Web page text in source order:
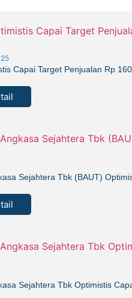
Capai Target Penjualan Rp
Sejahtera Tbk (BAUT)
Sejahtera Tbk Optimistis